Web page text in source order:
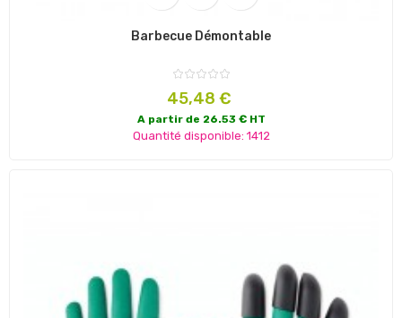
Barbecue Démontable
Prix
45,48 €
A partir de 26.53 € HT
Quantité disponible: 1412